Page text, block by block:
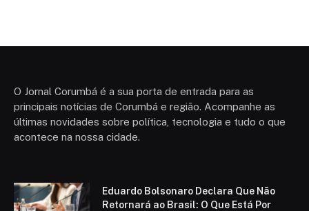
O Jornal Corumbá é a sua porta de entrada para as
principais notícias de Corumbá e região. Acompanhe as
últimas novidades sobre política, tecnologia e tudo o que
acontece na nossa cidade.
Eduardo Bolsonaro Declara Que Não
Retornará ao Brasil: O Que Está Por